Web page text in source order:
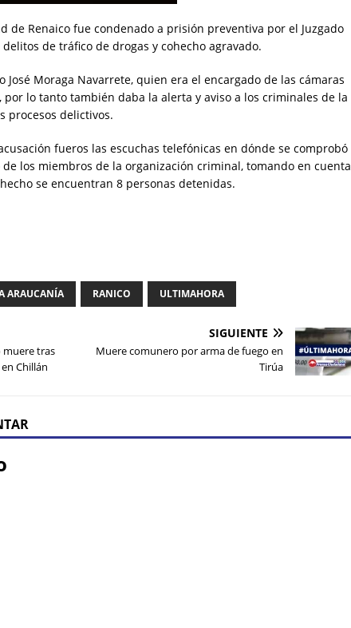
de Renaico fue condenado a prisión preventiva por el Juzgado
de tráfico de drogas y cohecho agravado.
Moraga Navarrete, quien era el encargado de las cámaras
lo tanto también daba la alerta y aviso a los criminales de la
procesos delictivos.
fueros las escuchas telefónicas en dónde se comprobó
los miembros de la organización criminal, tomando en cuenta
se encuentran 8 personas detenidas.
ARAUCANÍA RANICO ULTIMAHORA
muere tras
Chillán
SIGUIENTE
Muere comunero por arma de fuego en
Tirúa